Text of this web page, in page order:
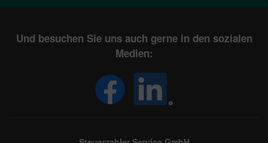
Und besuchen Sie uns auch gerne in den sozialen
Medien: